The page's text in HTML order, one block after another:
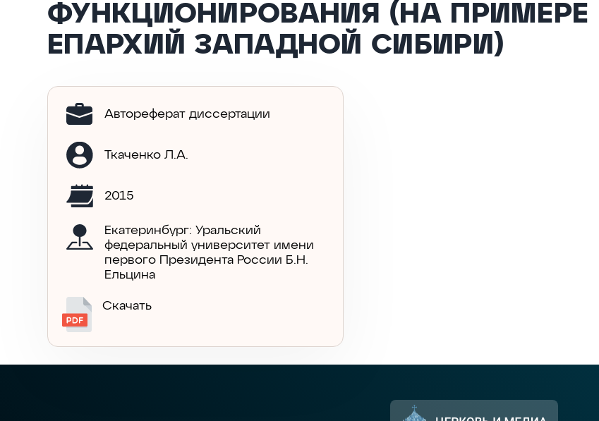
ФУНКЦИОНИРОВАНИЯ (НА
ЕПАРХИЙ ЗАПАДНОЙ СИБИРИ)
Автореферат диссертации
Ткаченко Л.А.
2015
Екатеринбург: Уральский
федеральный университет имени
первого Президента России Б.Н.
Ельцина
Скачать